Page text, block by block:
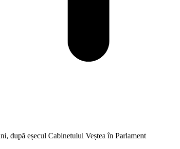
după eșecul Cabinetului Veștea în Parlament